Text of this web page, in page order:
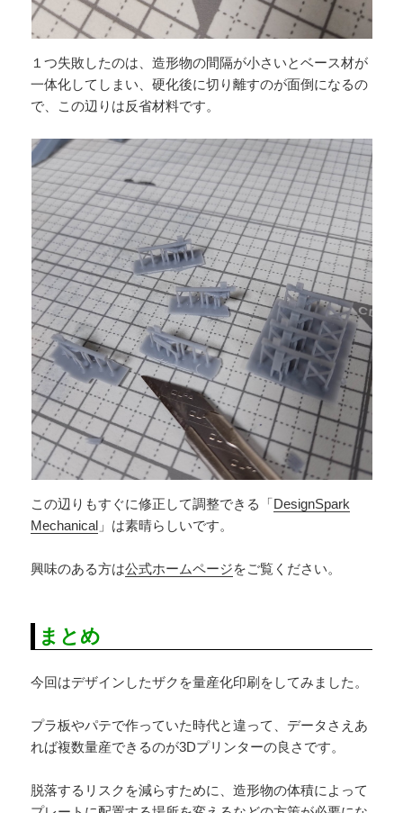
１つ失敗したのは、造形物の間隔が小さいとベース材が
一体化してしまい、硬化後に切り離すのが面倒になるの
で、この辺りは反省材料です。
この辺りもすぐに修正して調整できる「DesignSpark
Mechanical 」は素晴らしいです。
興味のある方は公式ホームページをご覧ください。
まとめ
今回はデザインしたザクを量産化印刷をしてみました。
プラ板やパテで作っていた時代と違って、データさえあ
れば複数量産できるのが3Dプリンターの良さです。
脱落するリスクを減らすために、造形物の体積によって